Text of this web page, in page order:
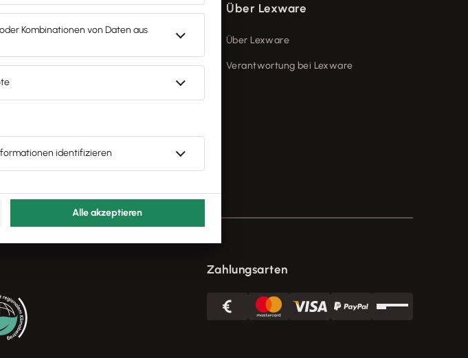
Service & Kontakt
Kundenservice
Über Lexware
Über Lexware
Verantwortung bei Lexware
Zahlungsarten